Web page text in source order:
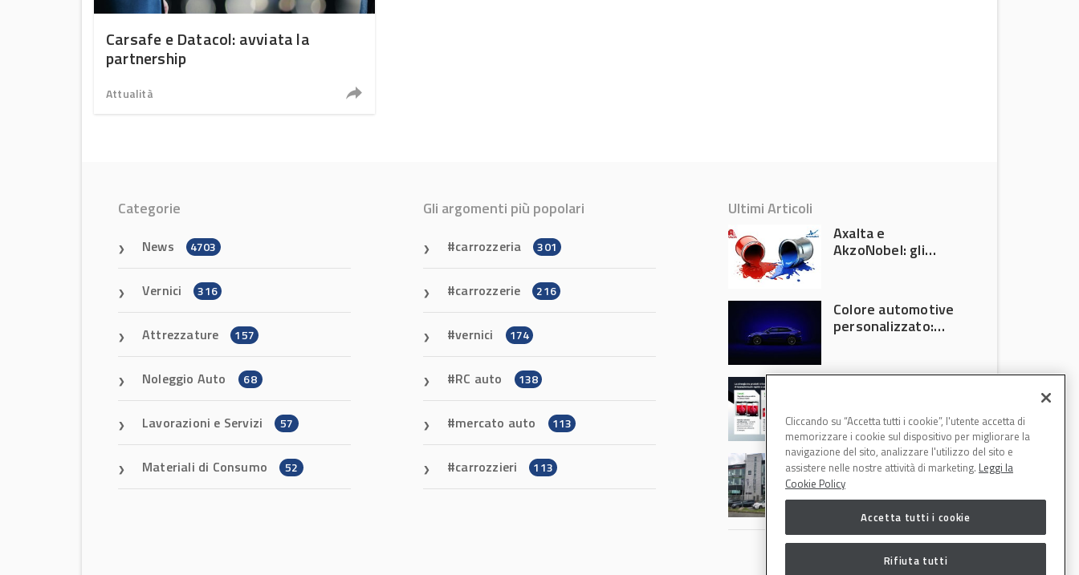
Carsafe e Datacol: avviata la
partnership
Attualità
Categorie
News 4703
Vernici 316
Attrezzature 157
Noleggio Auto 68
Lavorazioni e Servizi 57
Materiali di Consumo 52
Gli argomenti più popolari
carrozzeria 301
carrozzerie 216
vernici 174
RC auto 138
mercato auto 113
carrozzieri 113
Ultimi Articoli
Axalta e
AkzoNobel: gli
Colore automotive
personalizzato:
diventa ingegneria
che riducono
consumi energetici,
tempi e costi in
carrozzeria
Il Gruppo Intergea
si rafforza in
Lombardia
Cliccando su “Accetta tutti i cookie”, l'utente accetta di
memorizzare i cookie sul dispositivo per migliorare la
navigazione del sito, analizzare l'utilizzo del sito e
assistere nelle nostre attività di marketing. Leggi la
Cookie Policy
Accetta tutti i cookie
Rifiuta tutti